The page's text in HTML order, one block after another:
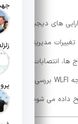
تاریخ
تاریخ
تاریخ
های دیجیتال،
مدیریتی
ها، انتصابات
جدید و ارتباط این تغییرات با ذخایر قابل توجه WLFI بررسی شده
داده می شود.